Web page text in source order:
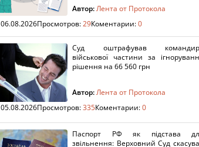
Автор:Лента от Протокола
06.08.2026Просмотров:29Коментарии:0
Суд оштрафував
військової частини за
рішення на 66 560 грн
Автор:Лента от Протокола
05.08.2026Просмотров:335Коментарии:0
Паспорт РФ як підстава
звільнення: Верховний Суд